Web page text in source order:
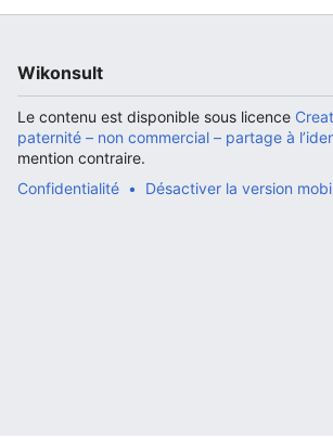
Wikonsult
Le contenu est disponible sous licence
paternité – non commercial – partage à
mention contraire.
Confidentialité
Désactiver la version